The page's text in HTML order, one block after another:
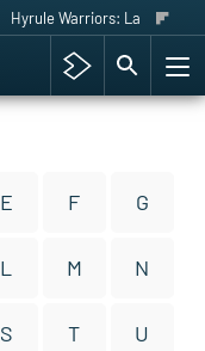
Hyrule Warriors: La Era del
E F G
L M N
S T U